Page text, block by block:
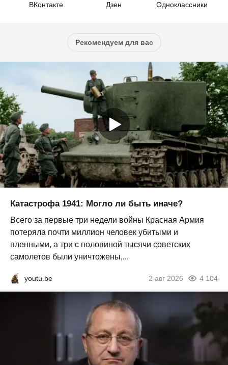
ВКонтакте Дзен Одноклассники
Рекомендуем для вас
Катастрофа 1941: Могло ли быть иначе?
Всего за первые три недели войны Красная Армия
потеряла почти миллион человек убитыми и
пленными, а три с половиной тысячи советских
самолетов были уничтожены,...
youtu.be 2 авг 2026 4 104